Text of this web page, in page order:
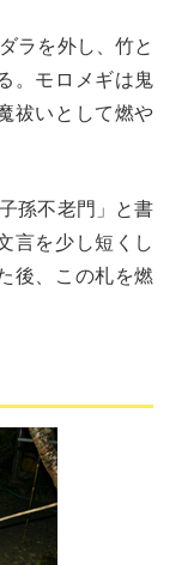
ラを外し、竹と
。モロメギは鬼
祓いとして燃や
孫不老門」と書
言を少し短くし
後、この札を燃